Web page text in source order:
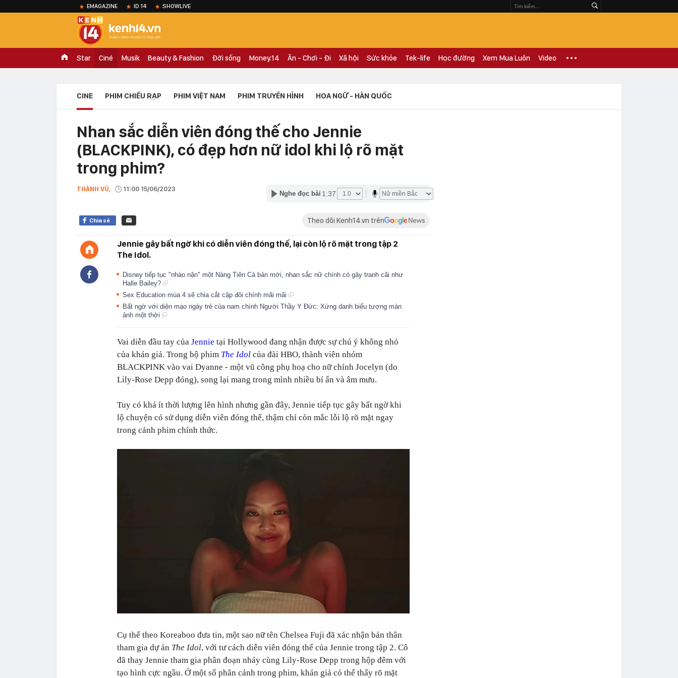
EMAGAZINE ID.14 SHOWLIVE
Star Ciné Musik Beauty & Fashion Đời sống Money.14 Ăn - Chơi - Đi Xã hội Sức khỏe Tek-life Học đường Xem Mua Luôn Video
CINE PHIM CHIẾU RẠP PHIM VIỆT NAM PHIM TRUYỀN HÌNH HOA NGỮ - HÀN QUỐC
Nhan sắc diễn viên đóng thế cho Jennie
(BLACKPINK), có đẹp hơn nữ idol khi lộ rõ mặt
trong phim?
THÀNH VŨ, 11:00 15/06/2023
Nghe đọc bài 1:37
Chia sẻ Theo dõi Kenh14.vn trên
Jennie gây bất ngờ khi có diễn viên đóng thế, lại còn lộ rõ mặt trong tập 2
The Idol.
Disney tiếp tục "nhào nặn" một Nàng Tiên Cá bản mới, nhan sắc nữ chính có gây tranh cãi như
Halle Bailey?
Sex Education mùa 4 sẽ chia cắt cặp đôi chính mãi mãi
Bất ngờ với diện mạo ngày trẻ của nam chính Người Thầy Y Đức: Xứng danh biểu tượng màn
ảnh một thời
Vai diễn đầu tay của Jennie tại Hollywood đang nhận được sự chú ý không nhỏ
của khán giả. Trong bộ phim The Idol của đài HBO, thành viên nhóm
BLACKPINK vào vai Dyanne - một vũ công phụ hoạ cho nữ chính Jocelyn (do
Lily-Rose Depp đóng), song lại mang trong mình nhiều bí ẩn và âm mưu.
Tuy có khá ít thời lượng lên hình nhưng gần đây, Jennie tiếp tục gây bất ngờ khi
lộ chuyện có sử dụng diễn viên đóng thế, thậm chí còn mắc lỗi lộ rõ mặt ngay
trong cảnh phim chính thức.
Cụ thể theo Koreaboo đưa tin, một sao nữ tên Chelsea Fuji đã xác nhận bản thân
tham gia dự án The Idol, với tư cách diễn viên đóng thế của Jennie trong tập 2. Cô
đã thay Jennie tham gia phân đoạn nhảy cùng Lily-Rose Depp trong hộp đêm với
tạo hình cực ngầu. Ở một số phân cảnh trong phim, khán giả có thể thấy rõ mặt